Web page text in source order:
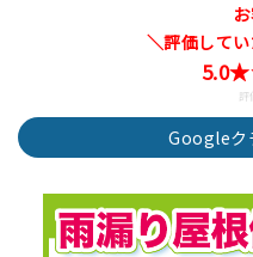
＼評価して
評
Googleク